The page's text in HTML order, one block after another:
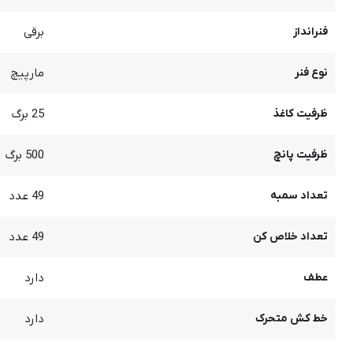
فنرانداز برقی
نوع فنر مارپیچ
ظرفیت کاغذ 25 برگ
ظرفیت پانچ 500 برگ
تعداد سمبه 49 عدد
تعداد خلاص کن 49 عدد
عطف دارد
خط کش متحرک دارد